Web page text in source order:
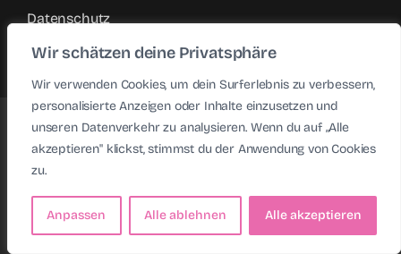
Wir schätzen deine Privatsphäre
Wir verwenden Cookies, um dein Surferlebnis zu verbessern,
personalisierte Anzeigen oder Inhalte einzusetzen und
unseren Datenverkehr zu analysieren. Wenn du auf „Alle
akzeptieren" klickst, stimmst du der Anwendung von Cookies
zu.
Anpassen Alle ablehnen Alle akzeptieren
Datenschutz
We rock your health culture